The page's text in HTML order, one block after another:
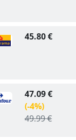
45.80 €
47.09 €
(-4%)
49.99 €